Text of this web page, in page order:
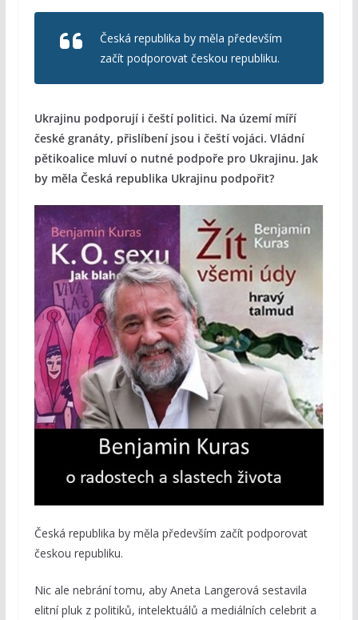
Česká republika by měla především
začít podporovat českou republiku.
Ukrajinu podporují i čeští politici. Na území míří
české granáty, přislíbení jsou i čeští vojáci. Vládní
pětikoalice mluví o nutné podpoře pro Ukrajinu. Jak
by měla Česká republika Ukrajinu podpořit?
Česká republika by měla především začít podporovat
českou republiku.
Nic ale nebrání tomu, aby Aneta Langerová sestavila
elitní pluk z politiků, intelektuálů a mediálních celebrit a